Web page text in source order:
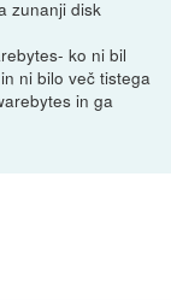
zunanji disk
ko ni bil
ni bilo več tistega
in ga